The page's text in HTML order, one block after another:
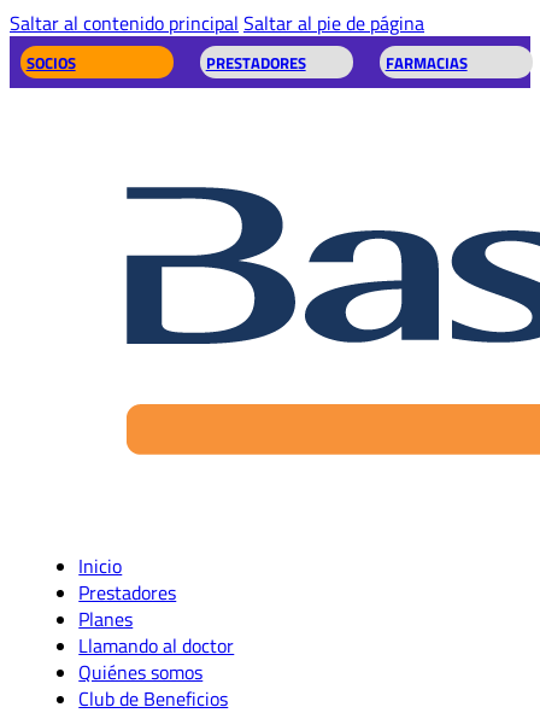
Saltar al contenido principal Saltar al pie de página
SOCIOS PRESTADORES FARMACIAS
Inicio
Prestadores
Planes
Llamando al doctor
Quiénes somos
Club de Beneficios